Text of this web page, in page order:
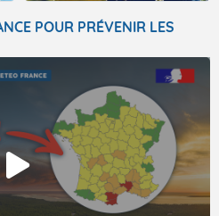
POUR PRÉVENIR LES